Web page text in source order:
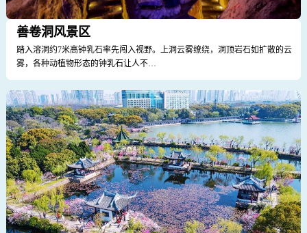
善卷洞风景区
踏入溶洞约7米高钟乳石率先闯入视野。上洞云雾缭绕，洞顶岩石如扩散的云
雾，各种动植物形态的钟乳石让人不…